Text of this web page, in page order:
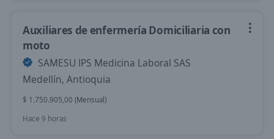
Auxiliares de enfermería Domiciliaria con
moto
SAMESU IPS Medicina Laboral SAS
Medellín, Antioquia
$ 1.750.905,00 (Mensual)
Hace 9 horas